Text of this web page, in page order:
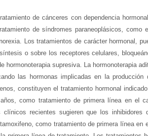
de cánceres con dependencia
de síndromes paraneoplásicos, como
Los tratamientos de carácter hormonal,
o sobre los receptores celulares,
hormonoterapia supresiva. La hormonoterapia
las hormonas implicadas en la
constituyen el tratamiento hormonal
como tratamiento de primera línea en el
recientes sugieren que los inhibidores
como tratamiento de primera línea en